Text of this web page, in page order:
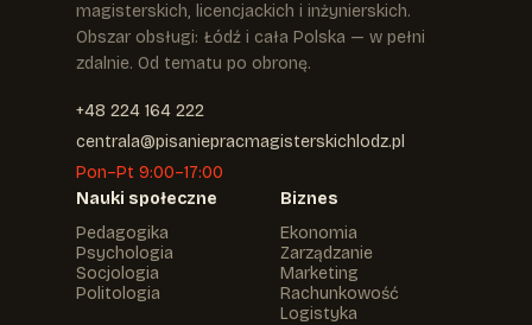
magisterskich, licencjackich i inżynierskich.
Obszar obsługi: Łódź i cała Polska — w pełni
zdalnie. Od tematu po obronę.
+48 224 164 222
centrala@pisaniepracmagisterskichlodz.pl
Pon–Pt 9:00–17:00
Nauki społeczne
Pedagogika
Psychologia
Socjologia
Politologia
Biznes
Ekonomia
Zarządzanie
Marketing
Rachunkowość
Logistyka